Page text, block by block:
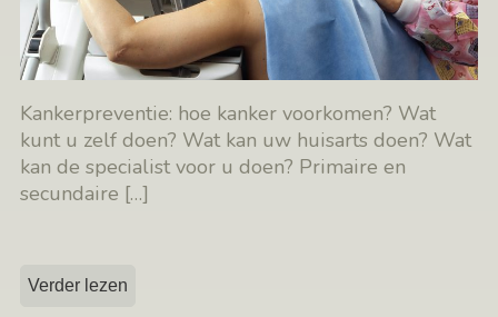
Kankerpreventie: hoe kanker voorkomen? Wat
kunt u zelf doen? Wat kan uw huisarts doen? Wat
kan de specialist voor u doen? Primaire en
secundaire […]
Verder lezen